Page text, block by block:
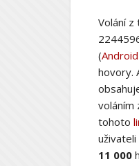
Volání
(Android
hovory.
voláním
tohoto
11 000